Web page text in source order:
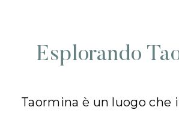
Esplorando
Taormina è un luogo che